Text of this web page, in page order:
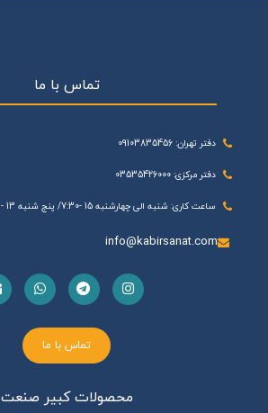
تماس با ما
دفتر تهران: 09103835456
دفتر مرکزی: 03535426000
ساعت کاری: شنبه الی چهارشنبه 15 -7:30/ پنج شنبه 13 - 7:30
info@kabirsanat.com
تماس با ما
محصولات کبیر صنعت